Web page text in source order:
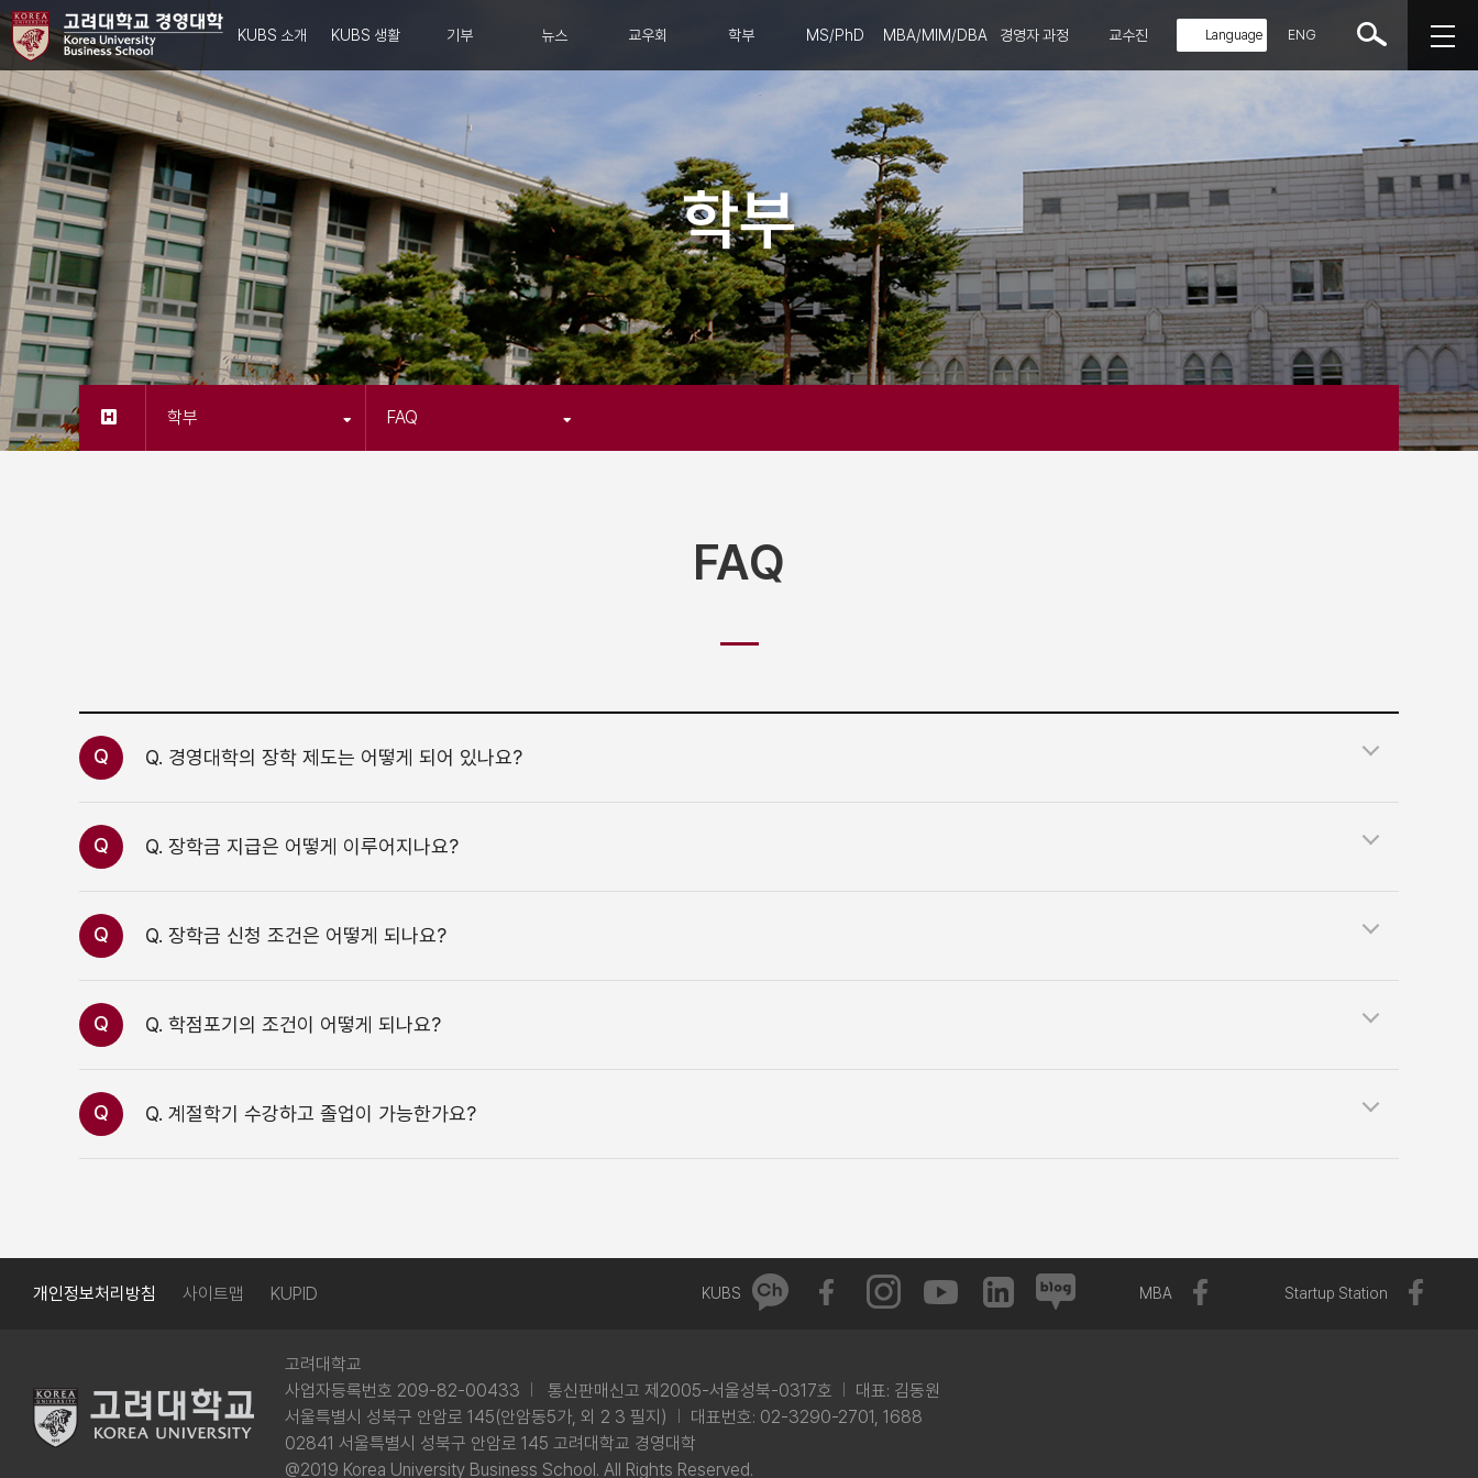
KUBS 소개 KUBS 생활 기부 뉴스 교우회 학부 MS/PhD MBA/MIM/DBA 경영자 과정 교수진 ENG
학부
학부 FAQ
FAQ
Q Q. 경영대학의 장학 제도는 어떻게 되어 있나요?
Q Q. 장학금 지급은 어떻게 이루어지나요?
Q Q. 장학금 신청 조건은 어떻게 되나요?
Q Q. 학점포기의 조건이 어떻게 되나요?
Q Q. 계절학기 수강하고 졸업이 가능한가요?
개인정보처리방침 사이트맵 KUPID KUBS MBA Startup Station
고려대학교
사업자등록번호 209-82-00433
통신판매신고 제2005-서울성북-0317호
대표: 김동원
서울특별시 성북구 안암로 145(안암동5가, 외 2 3 필지)
대표번호: 02-3290-2701, 1688
02841 서울특별시 성북구 안암로 145 고려대학교 경영대학
@2019 Korea University Business School. All Rights Reserved.